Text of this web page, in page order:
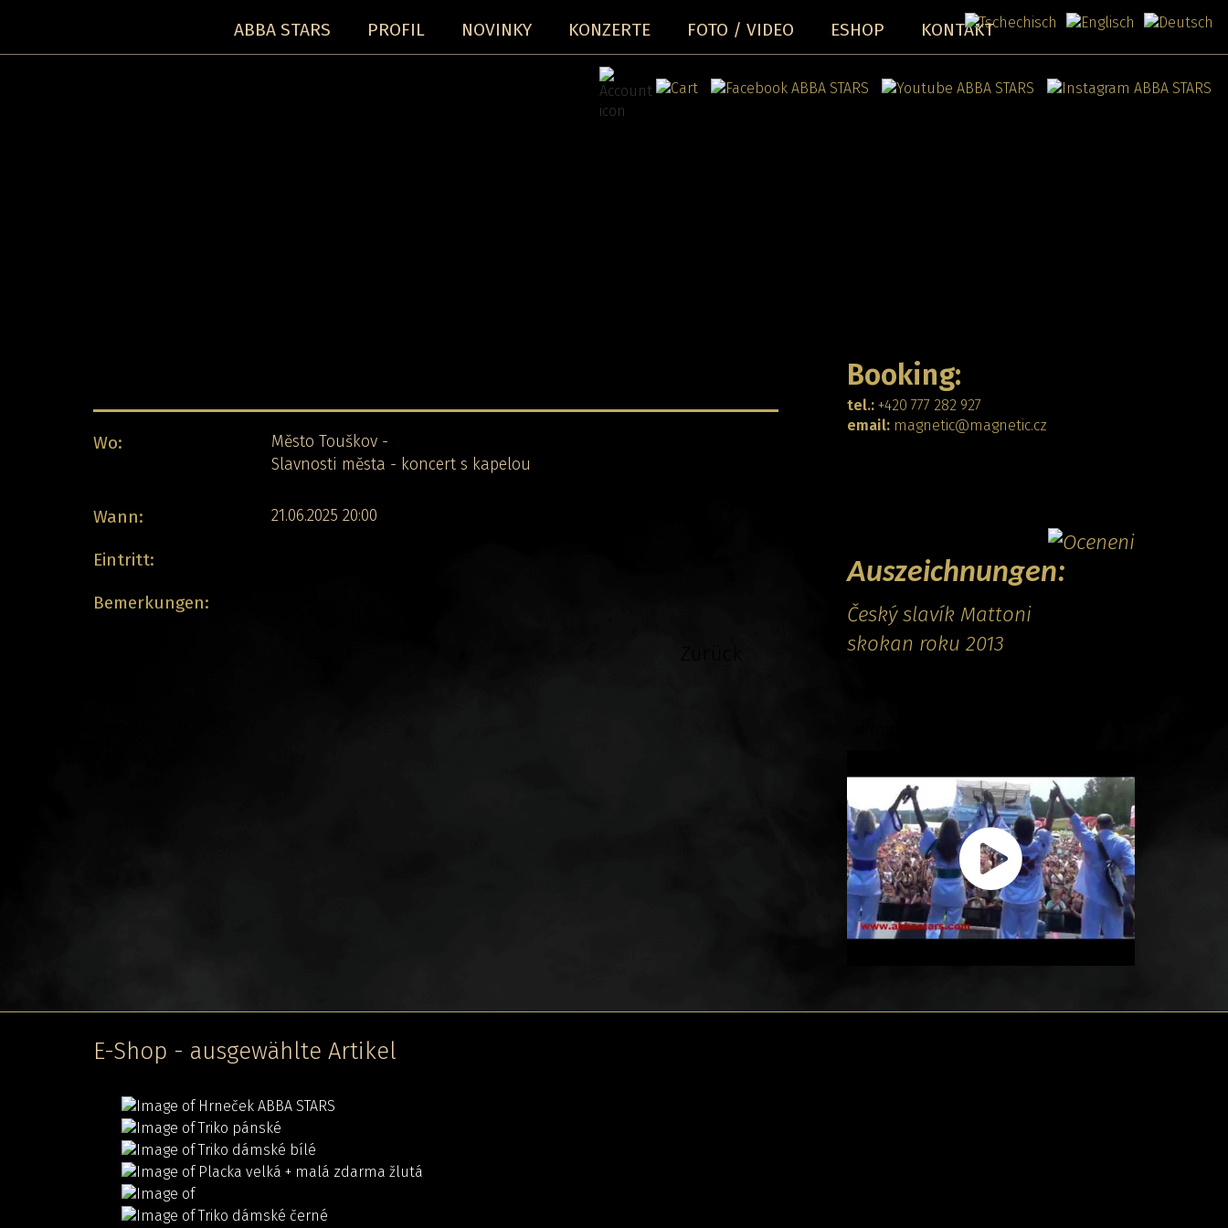
ABBA STARS PROFIL NOVINKY KONZERTE FOTO / VIDEO ESHOP KONTAKT
Wo:
Město Touškov -
Slavnosti města - koncert s kapelou
Wann: 21.06.2025 20:00
Eintritt:
Bemerkungen:
Booking:
tel.: +420 777 282 927
email: magnetic@magnetic.cz
Auszeichnungen:
Český slavík Mattoni
skokan roku 2013
E-Shop - ausgewählte Artikel